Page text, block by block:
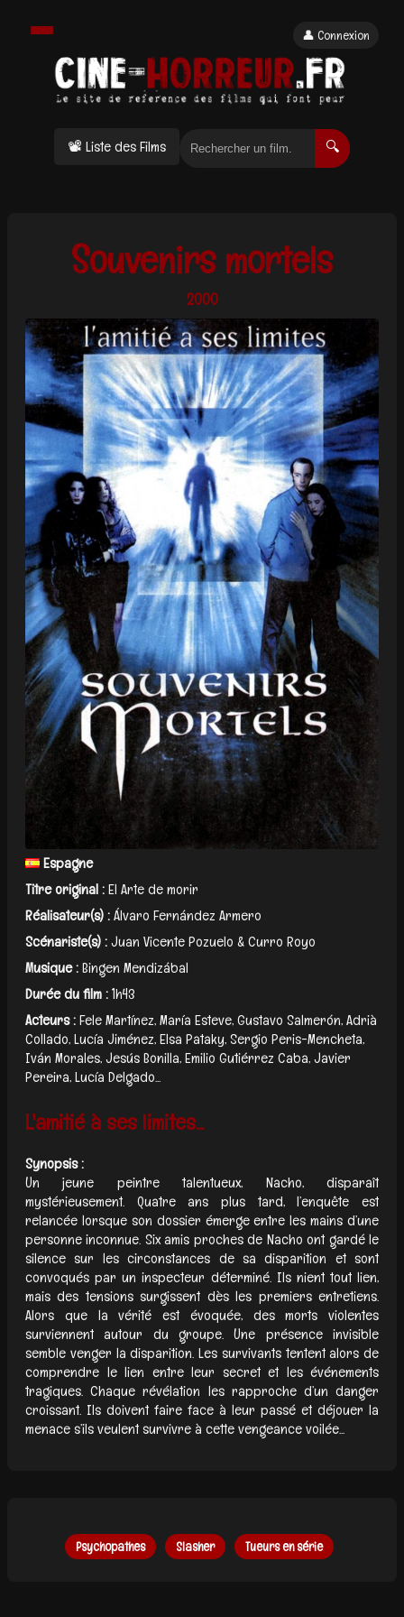
📽 Liste des Films 🔍
👤 Connexion
Souvenirs mortels
2000
Espagne
Titre original :El Arte de morir
Réalisateur(s) :Álvaro Fernández Armero
Scénariste(s) :Juan Vicente Pozuelo & Curro Royo
Musique :Bingen Mendizábal
Durée du film :1h43
Acteurs :Fele Martínez, María Esteve, Gustavo Salmerón, Adrià
Collado, Lucía Jiménez, Elsa Pataky, Sergio Peris-Mencheta,
Iván Morales, Jesús Bonilla, Emilio Gutiérrez Caba, Javier
Pereira, Lucía Delgado...
L'amitié à ses limites...
Synopsis :
Un jeune peintre talentueux, Nacho, disparaît
mystérieusement. Quatre ans plus tard, l’enquête est
relancée lorsque son dossier émerge entre les mains d’une
personne inconnue. Six amis proches de Nacho ont gardé le
silence sur les circonstances de sa disparition et sont
convoqués par un inspecteur déterminé. Ils nient tout lien,
mais des tensions surgissent dès les premiers entretiens.
Alors que la vérité est évoquée, des morts violentes
surviennent autour du groupe. Une présence invisible
semble venger la disparition. Les survivants tentent alors de
comprendre le lien entre leur secret et les événements
tragiques. Chaque révélation les rapproche d’un danger
croissant. Ils doivent faire face à leur passé et déjouer la
menace s’ils veulent survivre à cette vengeance voilée...
Psychopathes Slasher Tueurs en série